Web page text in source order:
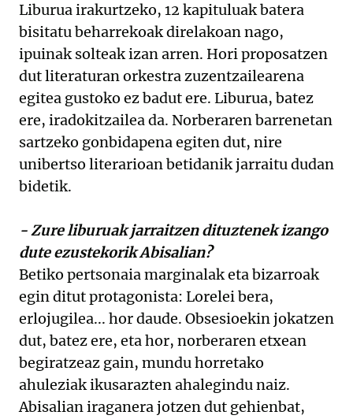
Liburua irakurtzeko, 12 kapituluak batera
bisitatu beharrekoak direlakoan nago,
ipuinak solteak izan arren. Hori proposatzen
dut literaturan orkestra zuzentzailearena
egitea gustoko ez badut ere. Liburua, batez
ere, iradokitzailea da. Norberaren barrenetan
sartzeko gonbidapena egiten dut, nire
unibertso literarioan betidanik jarraitu dudan
bidetik.
- Zure liburuak jarraitzen dituztenek izango
dute ezustekorik Abisalian?
Betiko pertsonaia marginalak eta bizarroak
egin ditut protagonista: Lorelei bera,
erlojugilea... hor daude. Obsesioekin jokatzen
dut, batez ere, eta hor, norberaren etxean
begiratzeaz gain, mundu horretako
ahuleziak ikusarazten ahalegindu naiz.
Abisalian iraganera jotzen dut gehienbat,